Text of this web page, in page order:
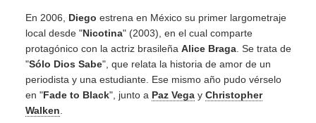
En 2006, Diego estrena en México su primer largometraje
local desde "Nicotina" (2003), en el cual comparte
protagónico con la actriz brasileña Alice Braga . Se trata de
"Sólo Dios Sabe", que relata la historia de amor de un
periodista y una estudiante. Ese mismo año pudo vérselo
en "Fade to Black", junto a Paz Vega y Christopher
Walken